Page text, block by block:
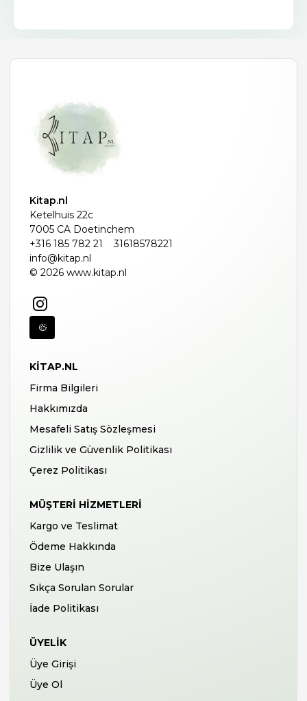
Kitap.nl
Ketelhuis 22c
7005 CA Doetinchem
+316 185 782 21
31618578221
info@kitap.nl
© 2026 www.kitap.nl
KITAP.NL
Firma Bilgileri
Hakkımızda
Mesafeli Satış Sözleşmesi
Gizlilik ve Güvenlik Politikası
Çerez Politikası
MÜŞTERI HIZMETLERI
Kargo ve Teslimat
Ödeme Hakkında
Bize Ulaşın
Sıkça Sorulan Sorular
İade Politikası
ÜYELIK
Üye Girişi
Üye Ol